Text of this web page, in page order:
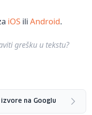
iOS ili Android.
grešku u tekstu?
na Googlu